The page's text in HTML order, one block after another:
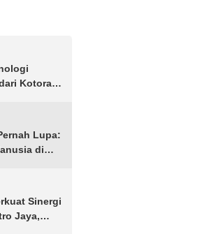
Kotoran
Lupa:
di
Sinergi
Jaya,